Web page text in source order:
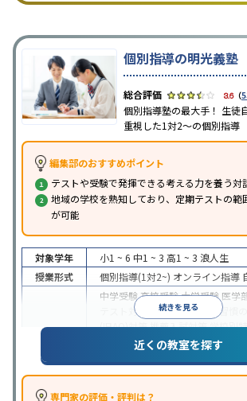
個別指導の明光義塾
3.6（
個別指導塾の最大手！ 生徒
重視した1対2〜の個別指導
編集部のおすすめポイント
テストや受験で発揮できる考える力を養う対
地域の学校を熟知しており、定期テストの範
が可能
続きを見る
対象学年 小1 ~ 6 中1 ~ 3 高1 ~ 3 浪人生
授業形式
個別指導(1対2~) オンライン指導
中学受験高校受験大学受験 医学
テスト対策
内申点対策 学習習慣
(旧AO)対策推薦入試対策学校別
私大対策共通テスト対策
中高一貫校生に対応
近くの教室を探す
専門家の評価・評判は？